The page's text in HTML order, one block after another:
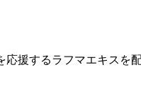
応援するラフマエキスを